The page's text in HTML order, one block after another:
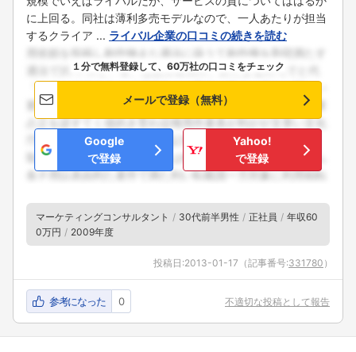
に上回る。同社は薄利多売モデルなので、一人あたりが担当
するクライア ... ライバル企業の口コミの続きを読む
１分で無料登録して、60万社の口コミをチェック
メールで登録（無料）
Google
で登録
Yahoo!
で登録
マーケティングコンサルタント 30代前半男性 正社員
年収60
0万円
2009年度
投稿日:2013-01-17 （記事番号:331780 ）
参考になった 0 不適切な投稿として報告